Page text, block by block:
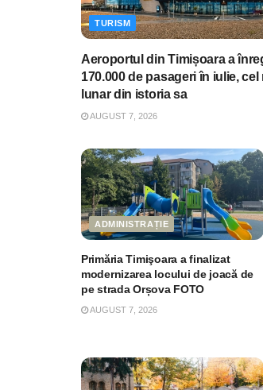
TURISM
Aeroportul din Timișoara a
170.000 de pasageri în iulie,
lunar din istoria sa
AUGUST 7, 2026
ADMINISTRAȚIE
Primăria Timişoara a finalizat
modernizarea locului de joacă de
pe strada Orșova FOTO
AUGUST 7, 2026